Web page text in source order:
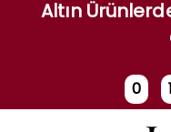
Altın
0
Gün